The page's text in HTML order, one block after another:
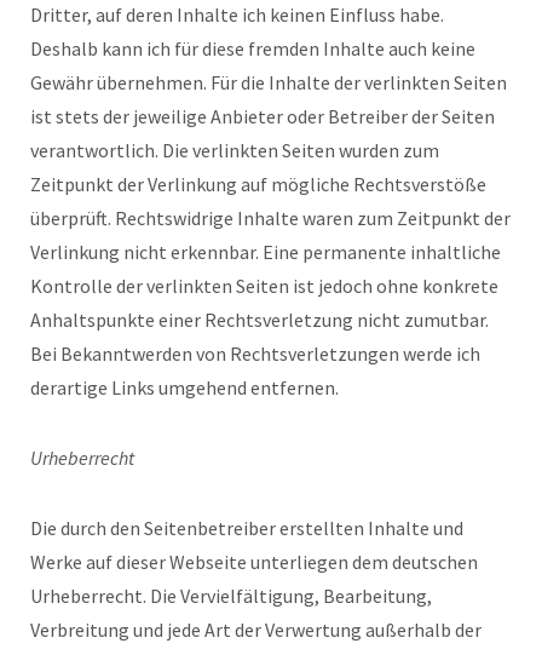
Dritter, auf deren Inhalte ich keinen Einfluss habe.
Deshalb kann ich für diese fremden Inhalte auch keine
Gewähr übernehmen. Für die Inhalte der verlinkten Seiten
ist stets der jeweilige Anbieter oder Betreiber der Seiten
verantwortlich. Die verlinkten Seiten wurden zum
Zeitpunkt der Verlinkung auf mögliche Rechtsverstöße
überprüft. Rechtswidrige Inhalte waren zum Zeitpunkt der
Verlinkung nicht erkennbar. Eine permanente inhaltliche
Kontrolle der verlinkten Seiten ist jedoch ohne konkrete
Anhaltspunkte einer Rechtsverletzung nicht zumutbar.
Bei Bekanntwerden von Rechtsverletzungen werde ich
derartige Links umgehend entfernen.
Urheberrecht
Die durch den Seitenbetreiber erstellten Inhalte und
Werke auf dieser Webseite unterliegen dem deutschen
Urheberrecht. Die Vervielfältigung, Bearbeitung,
Verbreitung und jede Art der Verwertung außerhalb der